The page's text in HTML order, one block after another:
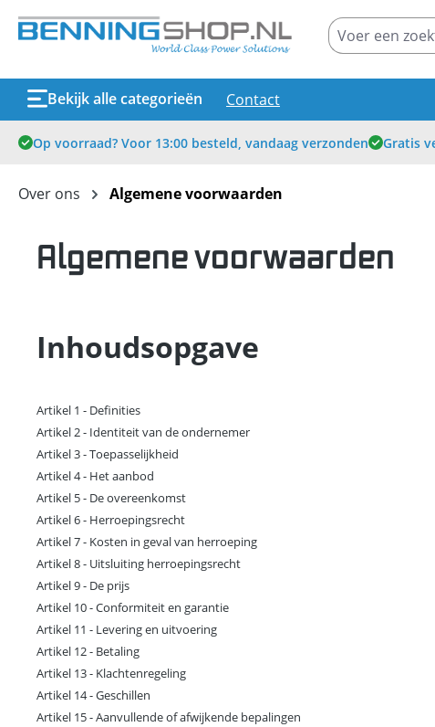
Ga naar de hoofdnavigatie
Bekijk alle categorieën Contact
Op voorraad? Voor 13:00 besteld, vandaag verzonden Gratis
Over ons Algemene voorwaarden
Algemene voorwaarden
Inhoudsopgave
Artikel 1 - Definities
Artikel 2 - Identiteit van de ondernemer
Artikel 3 - Toepasselijkheid
Artikel 4 - Het aanbod
Artikel 5 - De overeenkomst
Artikel 6 - Herroepingsrecht
Artikel 7 - Kosten in geval van herroeping
Artikel 8 - Uitsluiting herroepingsrecht
Artikel 9 - De prijs
Artikel 10 - Conformiteit en garantie
Artikel 11 - Levering en uitvoering
Artikel 12 - Betaling
Artikel 13 - Klachtenregeling
Artikel 14 - Geschillen
Artikel 15 - Aanvullende of afwijkende bepalingen